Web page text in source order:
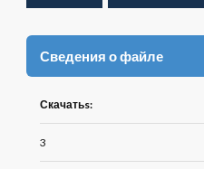
Сведения о файле
Скачатьs:
3